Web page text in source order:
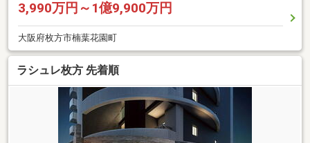
3,990万円～1億9,900万円
大阪府枚方市楠葉花園町
ラシュレ枚方 先着順